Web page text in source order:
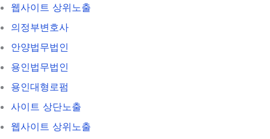
웹사이트 상위노출
의정부변호사
안양법무법인
용인법무법인
용인대형로펌
사이트 상단노출
웹사이트 상위노출